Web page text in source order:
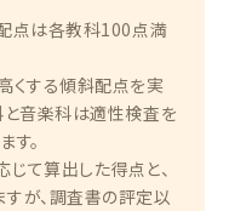
点は各教科100点満
くする傾斜配点を実
と音楽科は適性検査を
す。
て算出した得点と、
が、調査書の評定以